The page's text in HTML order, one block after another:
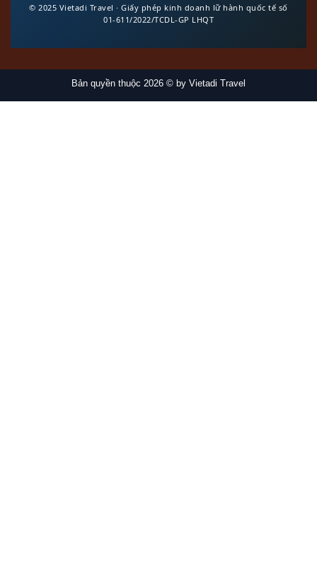
© 2025 Vietadi Travel · Giấy phép kinh doanh lữ hành quốc tế số
01-611/2022/TCDL-GP LHQT
Bản quyền thuộc 2026 © by Vietadi Travel